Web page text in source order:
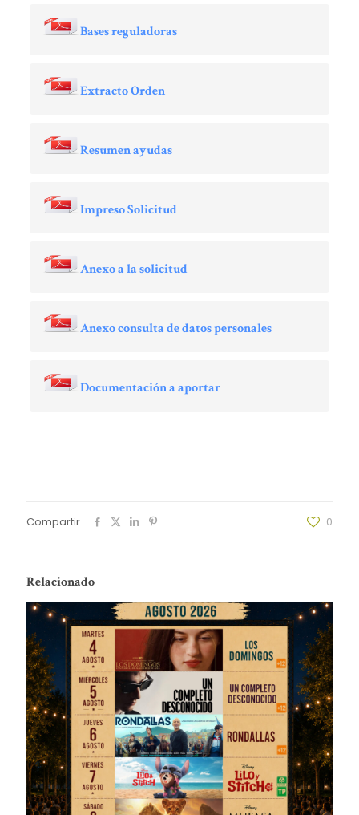
Bases reguladoras
Extracto Orden
Resumen ayudas
Impreso Solicitud
Anexo a la solicitud
Anexo consulta de datos personales
Documentación a aportar
Compartir 0
Relacionado